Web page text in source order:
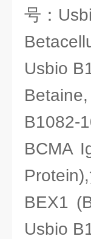
号：
Usbio
B1082-
BCMA
BEX1
Usbio